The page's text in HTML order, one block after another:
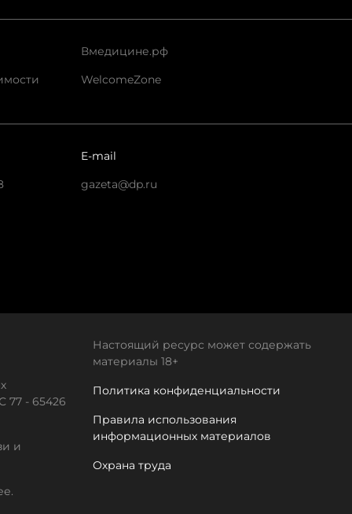
Вмедицине.рф
WelcomeZone
E-mail
gazeta@dp.ru
77 - 65426
и
Настоящий ресурс может содержать
материалы 18+
Политика конфиденциальности
Правила использования
информационных материалов
Охрана труда